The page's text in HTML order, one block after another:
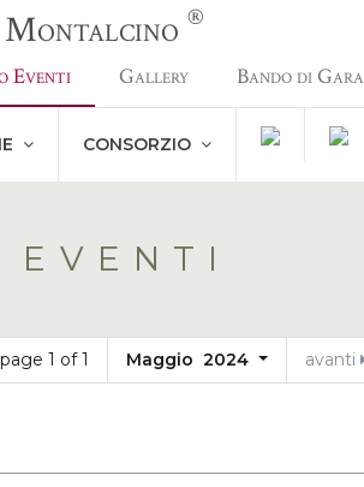
®
Eventi Gallery Bando di Gara
CONSORZIO
EVENTI
page 1 of 1 Maggio 2024 avanti